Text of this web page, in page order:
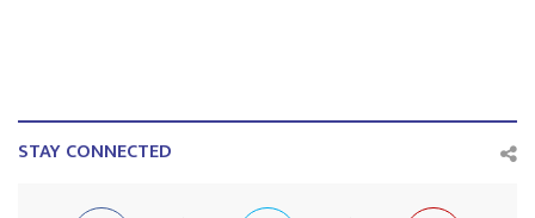
STAY CONNECTED